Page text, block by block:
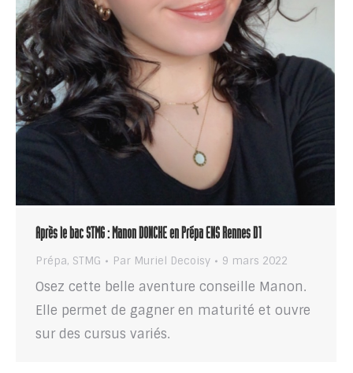
Après le bac STMG : Manon DONCHE en Prépa ENS Rennes D1
Prépa, STMG Par Muriel Decoisy 9 mars 2022
Osez cette belle aventure conseille Manon.
Elle permet de gagner en maturité et ouvre
sur des cursus variés.